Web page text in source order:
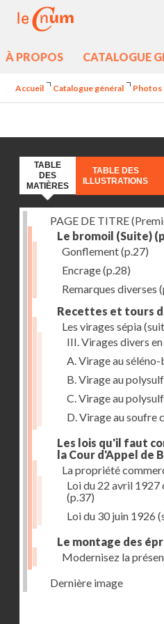
À PROPOS CATALOGUE
Accueil Catalogue général Photos
TABLE
DES
MATIÈRES
TABLE DES
ILLUSTRATIONS
PAGE DE TITRE
Le bromoil (Suite)
Gonflement(p.27)
Encrage(p.28)
Remarques diverses
Recettes et tours
Les virages sépia
III. Virages divers
A. Virage au
B. Virage au
C. Virage au
D. Virage au soufre
Les lois qu'il faut
la Cour d'Appel de
La propriété
Loi du 22 avril
(p.37)
Loi du 30 juin 1926
Le montage des
Modernisez la
Dernière image